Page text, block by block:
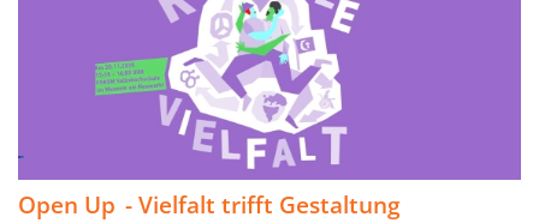
Open Up - Vielfalt trifft Gestaltung